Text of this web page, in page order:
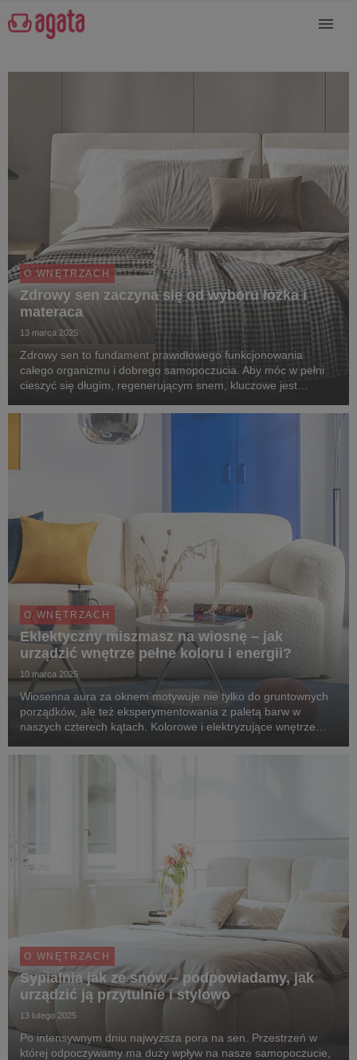
O WNĘTRZACH
Zdrowy sen zaczyna się od wyboru łożka i
materaca
13 marca 2025
Zdrowy sen to fundament prawidłowego funkcjonowania
całego organizmu i dobrego samopoczucia. Aby móc w pełni
cieszyć się długim, regenerującym snem, kluczowe jest
dobór właściwego łóżka, stelaża i materaca, które b...
O WNĘTRZACH
Eklektyczny miszmasz na wiosnę – jak
urządzić wnętrze pełne koloru i energii?
10 marca 2025
Wiosenna aura za oknem motywuje nie tylko do gruntownych
porządków, ale też eksperymentowania z paletą barw w
naszych czterech kątach. Kolorowe i elektryzujące wnętrze
Agata zdradzają, jak w prosty sposób urządzi...
O WNĘTRZACH
Sypialnia jak ze snów – podpowiadamy, jak
urządzić ją przytulnie i stylowo
13 lutego 2025
Po intensywnym dniu najwyższa pora na sen. Przestrzeń w
której odpoczywamy ma duży wpływ na nasze samopoczucie,